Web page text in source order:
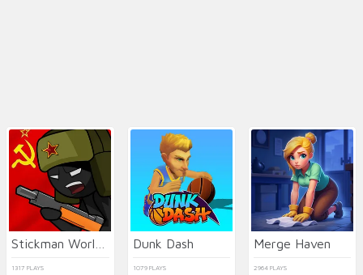
1317 PLAYS
Dunk Dash
1079 PLAYS
Merge Haven
2964 PLAYS